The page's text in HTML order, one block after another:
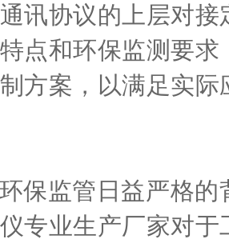
讯协议的上层对
点和环保监测要
方案，以满足实
保监管日益严格的
专业生产厂家对